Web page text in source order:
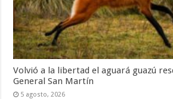
Volvió a la libertad el aguará guazú
General San Martín
5 agosto, 2026